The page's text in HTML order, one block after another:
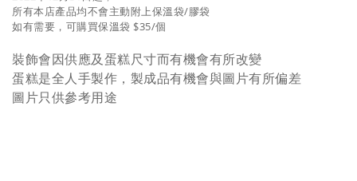
所有本店產品均不會主動附上保溫袋/膠袋
如有需要，可購買保溫袋 $35/個
裝飾會因供應及蛋糕尺寸而有機會有所改變
蛋糕是全人手製作，製成品有機會與圖片有所偏差
圖片只供參考用途